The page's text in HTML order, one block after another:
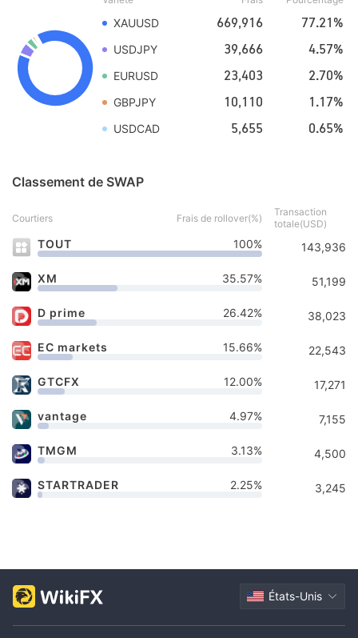
XAUUSD 669,916 77.21%
USDJPY 39,666 4.57%
EURUSD 23,403 2.70%
GBPJPY 10,110 1.17%
USDCAD 5,655 0.65%
Classement de SWAP
Courtiers Frais de rollover(%)
Transaction
totale(USD)
TOUT 100% 143,936
XM 35.57% 51,199
D prime 26.42% 38,023
EC markets 15.66% 22,543
GTCFX 12.00% 17,271
vantage 4.97% 7,155
TMGM 3.13% 4,500
STARTRADER 2.25% 3,245
États-Unis